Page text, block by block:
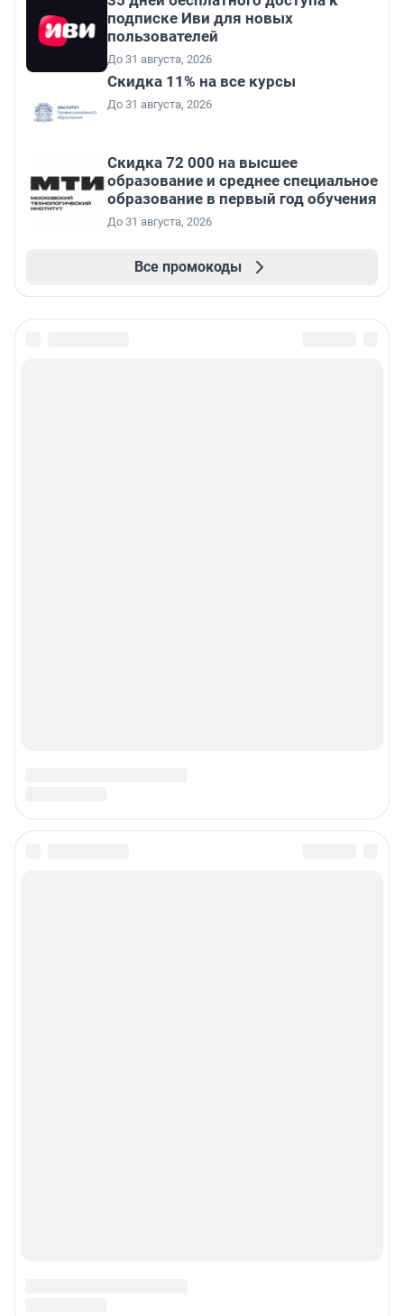
подписке Иви для новых
пользователей
До 31 августа, 2026
Скидка 11% на все курсы
До 31 августа, 2026
Скидка 72 000 на высшее
образование и среднее специальное
образование в первый год обучения
До 31 августа, 2026
Все промокоды